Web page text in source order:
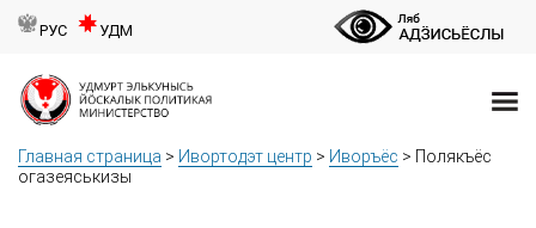
РУС УДМ
Главная страница > Ивортодэт центр > Иворъёс > Полякъёс
огазеяськизы